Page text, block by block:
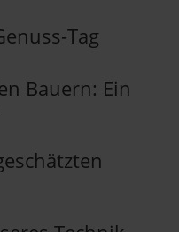
Tag
Bauern: Ein